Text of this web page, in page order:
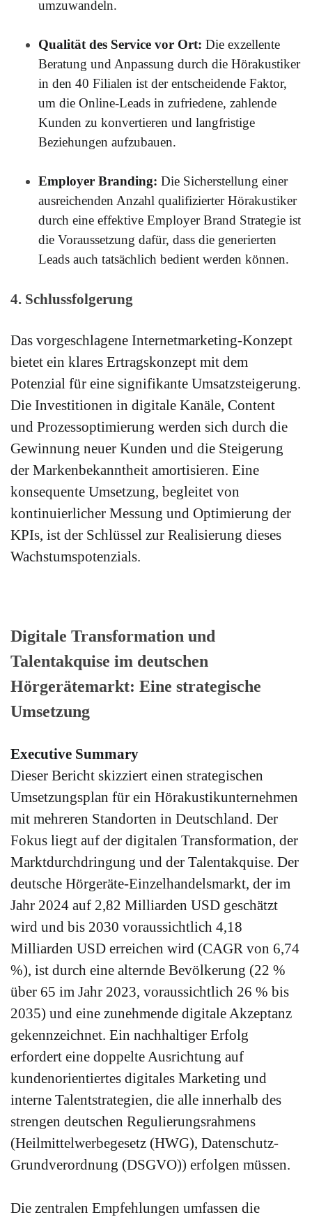
umzuwandeln.
Qualität des Service vor Ort: Die exzellente
Beratung und Anpassung durch die Hörakustiker
in den 40 Filialen ist der entscheidende Faktor,
um die Online-Leads in zufriedene, zahlende
Kunden zu konvertieren und langfristige
Beziehungen aufzubauen.
Employer Branding: Die Sicherstellung einer
ausreichenden Anzahl qualifizierter Hörakustiker
durch eine effektive Employer Brand Strategie ist
die Voraussetzung dafür, dass die generierten
Leads auch tatsächlich bedient werden können.
4. Schlussfolgerung
Das vorgeschlagene Internetmarketing-Konzept
bietet ein klares Ertragskonzept mit dem
Potenzial für eine signifikante Umsatzsteigerung.
Die Investitionen in digitale Kanäle, Content
und Prozessoptimierung werden sich durch die
Gewinnung neuer Kunden und die Steigerung
der Markenbekanntheit amortisieren. Eine
konsequente Umsetzung, begleitet von
kontinuierlicher Messung und Optimierung der
KPIs, ist der Schlüssel zur Realisierung dieses
Wachstumspotenzials.
Digitale Transformation und
Talentakquise im deutschen
Hörgerätemarkt: Eine strategische
Umsetzung
Executive Summary
Dieser Bericht skizziert einen strategischen
Umsetzungsplan für ein Hörakustikunternehmen
mit mehreren Standorten in Deutschland. Der
Fokus liegt auf der digitalen Transformation, der
Marktdurchdringung und der Talentakquise. Der
deutsche Hörgeräte-Einzelhandelsmarkt, der im
Jahr 2024 auf 2,82 Milliarden USD geschätzt
wird und bis 2030 voraussichtlich 4,18
Milliarden USD erreichen wird (CAGR von 6,74
%), ist durch eine alternde Bevölkerung (22 %
über 65 im Jahr 2023, voraussichtlich 26 % bis
2035) und eine zunehmende digitale Akzeptanz
gekennzeichnet. Ein nachhaltiger Erfolg
erfordert eine doppelte Ausrichtung auf
kundenorientiertes digitales Marketing und
interne Talentstrategien, die alle innerhalb des
strengen deutschen Regulierungsrahmens
(Heilmittelwerbegesetz (HWG), Datenschutz-
Grundverordnung (DSGVO)) erfolgen müssen.
Die zentralen Empfehlungen umfassen die